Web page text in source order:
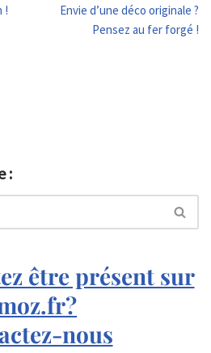
!
Envie d’une déco originale ?
Pensez au fer forgé !
:
être présent sur
nous